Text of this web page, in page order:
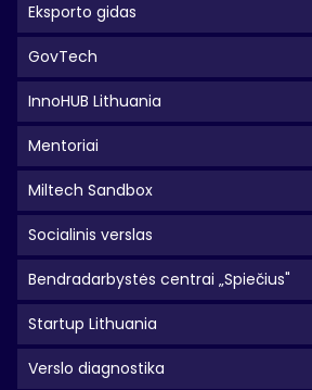
Eksporto gidas
GovTech
InnoHUB Lithuania
Mentoriai
Miltech Sandbox
Socialinis verslas
Bendradarbystės centrai „Spiečius"
Startup Lithuania
Verslo diagnostika